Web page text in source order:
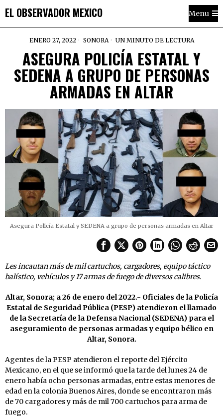
EL OBSERVADOR MEXICO Menu
ENERO 27, 2022 SONORA UN MINUTO DE LECTURA
ASEGURA POLICÍA ESTATAL Y
SEDENA A GRUPO DE PERSONAS
ARMADAS EN ALTAR
Asegura Policía Estatal y SEDENA a grupo de personas armadas en Altar
Les incautan más de mil cartuchos, cargadores, equipo táctico
balístico, vehículos y 17 armas de fuego de diversos calibres.
Altar, Sonora; a 26 de enero del 2022.- Oficiales de la Policía
Estatal de Seguridad Pública (PESP) atendieron el llamado
de la Secretaría de la Defensa Nacional (SEDENA) para el
aseguramiento de personas armadas y equipo bélico en
Altar, Sonora.
Agentes de la PESP atendieron el reporte del Ejército
Mexicano, en el que se informó que la tarde del lunes 24 de
enero había ocho personas armadas, entre estas menores de
edad en la colonia Buenos Aires, donde se encontraron más
de 70 cargadores y más de mil 700 cartuchos para arma de
fuego.